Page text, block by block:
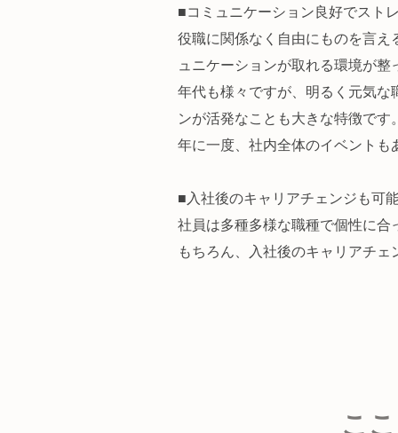
■コミュニケーション良好でスト
役職に関係なく自由にものを言
ュニケーションが取れる環境が整
年代も様々ですが、明るく元気
ンが活発なことも大きな特徴です
年に一度、社内全体のイベント
■入社後のキャリアチェンジも可
社員は多種多様な職種で個性に
もちろん、入社後のキャリアチ
こ